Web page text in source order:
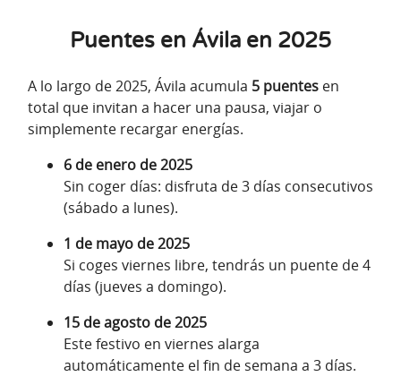
Puentes en Ávila en 2025
A lo largo de 2025, Ávila acumula 5 puentes en
total que invitan a hacer una pausa, viajar o
simplemente recargar energías.
6 de enero de 2025
Sin coger días: disfruta de 3 días consecutivos
(sábado a lunes).
1 de mayo de 2025
Si coges viernes libre, tendrás un puente de 4
días (jueves a domingo).
15 de agosto de 2025
Este festivo en viernes alarga
automáticamente el fin de semana a 3 días.